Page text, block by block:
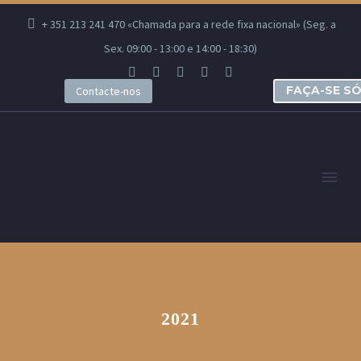
+ 351 213 241 470 «Chamada para a rede fixa nacional» (Seg. a
Sex. 09:00 - 13:00 e 14:00 - 18:30)
Contacte-nos FAÇA-SE
2021